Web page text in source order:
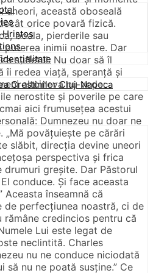
Hristos
Crestinilor Cluj-Napoca
uneori, această oboseală
orice povară fizică.
boala, pierderile sau
inimii noastre. Dar
sufletul. Nu doar să îl
îi redea viață, speranță și
altcineva nu vede:
nerostite și poverile pe care
aici frumusețea acestui
Dumnezeu nu doar ne
„Mă povățuiește pe cărări
slăbit, direcția devine uneori
perspectiva și frica
greșite. Dar Păstorul
conduce. Și face aceasta
Aceasta înseamnă că
de perfecțiunea noastră, ci de
rămâne credincios pentru că
Lui este legat de
neclintită. Charles
nu ne conduce niciodată
să nu ne poată susține.” Ce